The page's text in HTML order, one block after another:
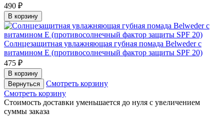
490 ₽
В корзину
Солнцезащитная увлажняющая губная помада Belweder с
витамином Е (противосолнечный фактор защиты SPF 20)
475 ₽
В корзину
Вернуться
Смотреть корзину
Смотреть корзину
Cтоимость доставки уменьшается до нуля с увеличением
суммы заказа